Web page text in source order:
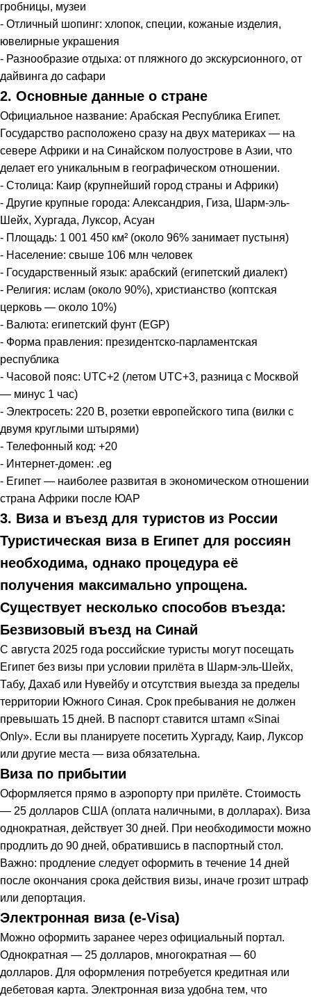
гробницы, музеи
- Отличный шопинг: хлопок, специи, кожаные изделия,
ювелирные украшения
- Разнообразие отдыха: от пляжного до экскурсионного, от
дайвинга до сафари
2. Основные данные о стране
Официальное название: Арабская Республика Египет.
Государство расположено сразу на двух материках — на
севере Африки и на Синайском полуострове в Азии, что
делает его уникальным в географическом отношении.
- Столица: Каир (крупнейший город страны и Африки)
- Другие крупные города: Александрия, Гиза, Шарм-эль-
Шейх, Хургада, Луксор, Асуан
- Площадь: 1 001 450 км² (около 96% занимает пустыня)
- Население: свыше 106 млн человек
- Государственный язык: арабский (египетский диалект)
- Религия: ислам (около 90%), христианство (коптская
церковь — около 10%)
- Валюта: египетский фунт (EGP)
- Форма правления: президентско-парламентская
республика
- Часовой пояс: UTC+2 (летом UTC+3, разница с Москвой
— минус 1 час)
- Электросеть: 220 В, розетки европейского типа (вилки с
двумя круглыми штырями)
- Телефонный код: +20
- Интернет-домен: .eg
- Египет — наиболее развитая в экономическом отношении
страна Африки после ЮАР
3. Виза и въезд для туристов из России
Туристическая виза в Египет для россиян
необходима, однако процедура её
получения максимально упрощена.
Существует несколько способов въезда:
Безвизовый въезд на Синай
С августа 2025 года российские туристы могут посещать
Египет без визы при условии прилёта в Шарм-эль-Шейх,
Табу, Дахаб или Нувейбу и отсутствия выезда за пределы
территории Южного Синая. Срок пребывания не должен
превышать 15 дней. В паспорт ставится штамп «Sinai
Only». Если вы планируете посетить Хургаду, Каир, Луксор
или другие места — виза обязательна.
Виза по прибытии
Оформляется прямо в аэропорту при прилёте. Стоимость
— 25 долларов США (оплата наличными, в долларах). Виза
однократная, действует 30 дней. При необходимости можно
продлить до 90 дней, обратившись в паспортный стол.
Важно: продление следует оформить в течение 14 дней
после окончания срока действия визы, иначе грозит штраф
или депортация.
Электронная виза (e-Visa)
Можно оформить заранее через официальный портал.
Однократная — 25 долларов, многократная — 60
долларов. Для оформления потребуется кредитная или
дебетовая карта. Электронная виза удобна тем, что